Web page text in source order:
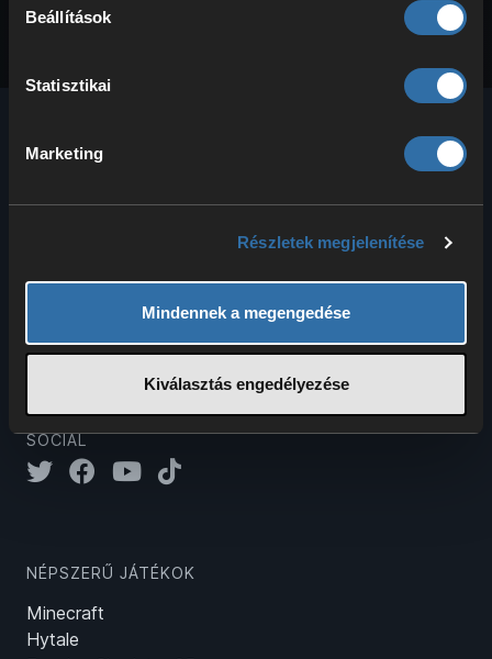
Beállítások
Statisztikai
Marketing
Részletek megjelenítése
Mindennek a megengedése
Kiválasztás engedélyezése
A 4Netplayers immár több mint 20 éve nagy
teljesítményű hang- és játékszervereket kínál
FIZETÉSI MÓDOK
SOCIAL
NÉPSZERŰ JÁTÉKOK
Minecraft
Hytale